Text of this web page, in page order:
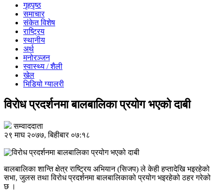
गृहपृष्ठ
समाचार
संकेत विशेष
राष्ट्रिय
स्थानीय
अर्थ
मनोरञ्जन
स्वास्थ्य / शैली
खेल
भिडियो ग्यालरी
विरोध प्रदर्शनमा बालबालिका प्रयोग भएको दाबी
सम्वाददाता
२९ माघ २०७७, बिहीबार ०७:१८
बालबालिका शान्ति क्षेत्र राष्ट्रिय अभियान (सिजप) ले केही हप्तादेखि भइरहेको
सभा, जुलस तथा विरोध प्रदर्शनमा बालबालिकाको प्रयोग भइरहेको ठहर गरेको
छ ।